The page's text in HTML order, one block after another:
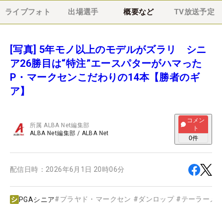
ライブフォト 出場選手 概要など TV放送予定
[写真] 5年モノ以上のモデルがズラリ シニ
ア26勝目は“特注”エースパターがハマった
P・マークセンこだわりの14本【勝者のギ
ア】
所属ALBA Net編集部
ALBA Net編集部 / ALBA Net
コメン
ト
0件
配信日時： 2026年6月1日 20時06分
PGAシニア#プラヤド・マークセン #ダンロップ #テーラーメ